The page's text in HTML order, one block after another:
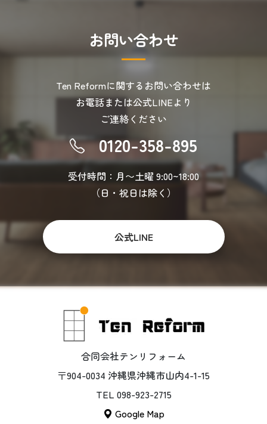
お問い合わせ
Ten Reformに関するお問い合わせは
お電話または公式LINEより
ご連絡ください
0120-358-895
受付時間：月〜土曜 9:00~18:00
（日・祝日は除く）
公式LINE
合同会社テンリフォーム
〒904-0034 沖縄県沖縄市山内4-1-15
TEL 098-923-2715
Google Map